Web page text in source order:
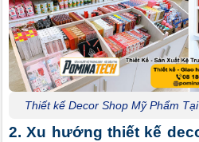
Thiết kế Decor Shop Mỹ Phẩm
2. Xu hướng thiết kế